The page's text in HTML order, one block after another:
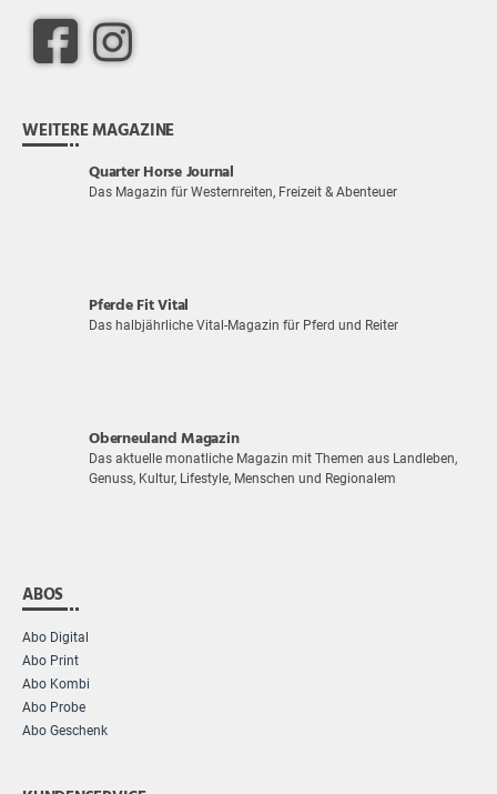
WEITERE MAGAZINE
Quarter Horse Journal
Das Magazin für Westernreiten, Freizeit & Abenteuer
Pferde Fit Vital
Das halbjährliche Vital-Magazin für Pferd und Reiter
Oberneuland Magazin
Das aktuelle monatliche Magazin mit Themen aus Landleben,
Genuss, Kultur, Lifestyle, Menschen und Regionalem
ABOS
Abo Digital
Abo Print
Abo Kombi
Abo Probe
Abo Geschenk